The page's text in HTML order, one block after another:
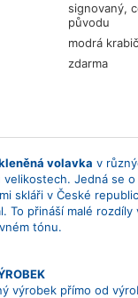
signovaný,
původu
modrá
zdarma
volavka v
velikostech. Jedná se
skláři v České
To přináší malé rozdíly
tónu.
výrobek přímo od